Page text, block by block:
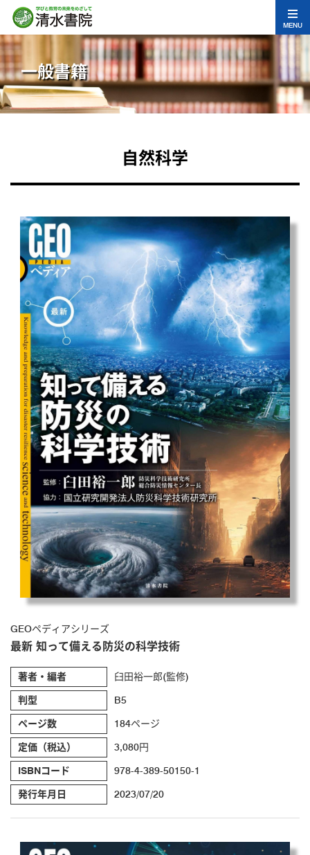
MENU
一般書籍
自然科学
GEOペディアシリーズ
最新 知って備える防災の科学技術
著者・編者 臼田裕一郎(監修)
判型 B5
ページ数 184ページ
定価（税込） 3,080円
ISBNコード 978-4-389-50150-1
発行年月日 2023/07/20